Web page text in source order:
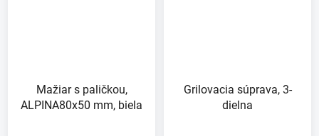
Mažiar s paličkou,
ALPINA80x50 mm, biela
Grilovacia súprava, 3-
dielna